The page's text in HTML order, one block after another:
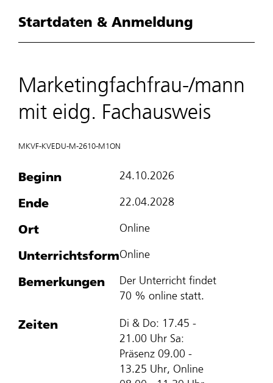
Startdaten & Anmeldung
Marketingfachfrau-/mann
mit eidg. Fachausweis
MKVF-KVEDU-M-2610-M1ON
Beginn 24.10.2026
Ende 22.04.2028
Ort Online
UnterrichtsformOnline
Bemerkungen
Der Unterricht findet
70 % online statt.
Zeiten
Di & Do: 17.45 -
21.00 Uhr Sa:
Präsenz 09.00 -
13.25 Uhr, Online